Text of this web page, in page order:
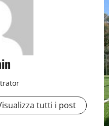
tutti i post